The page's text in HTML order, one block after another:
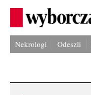
Nekrologi Odeszli